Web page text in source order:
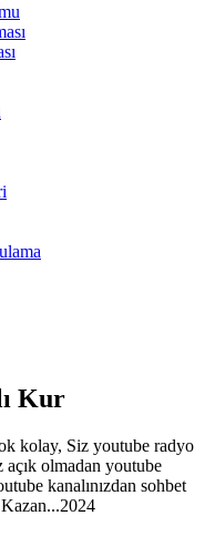
Kur
kolay, Siz youtube radyo
açık olmadan youtube
kanalınızdan sohbet
Kazan...2024